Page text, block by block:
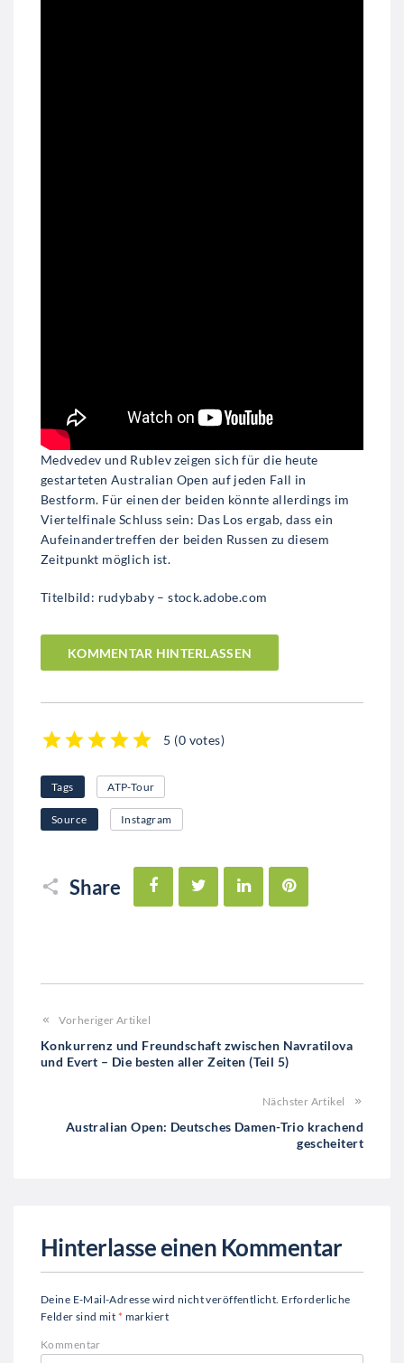
Medvedev und Rublev zeigen sich für die heute
gestarteten Australian Open auf jeden Fall in
Bestform. Für einen der beiden könnte allerdings im
Viertelfinale Schluss sein: Das Los ergab, dass ein
Aufeinandertreffen der beiden Russen zu diesem
Zeitpunkt möglich ist.
Titelbild: rudybaby – stock.adobe.com
KOMMENTAR HINTERLASSEN
5 (0 votes)
Tags ATP-Tour
Source Instagram
Share
FacebookTwitter LinkedIn
Vorheriger Artikel
Konkurrenz und Freundschaft zwischen Navratilova
und Evert – Die besten aller Zeiten (Teil 5)
Nächster Artikel
Australian Open: Deutsches Damen-Trio krachend
gescheitert
Hinterlasse einen Kommentar
Deine E-Mail-Adresse wird nicht veröffentlicht. Erforderliche
Felder sind mit * markiert
Kommentar